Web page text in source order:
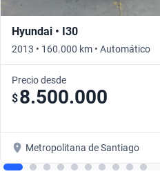
Hyundai • I30
2013 • 160.000 km • Automático
Precio desde
$8.500.000
Metropolitana de Santiago